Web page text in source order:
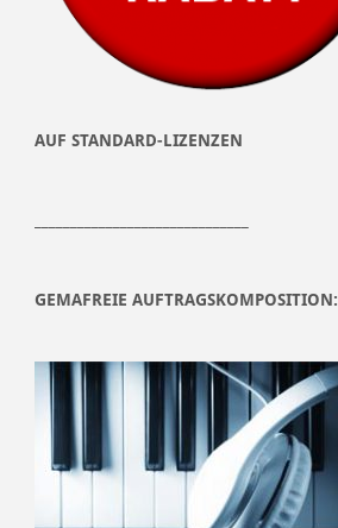
AUF STANDARD-LIZENZEN
GEMAFREIE AUFTRAGSKOMPOSITION: